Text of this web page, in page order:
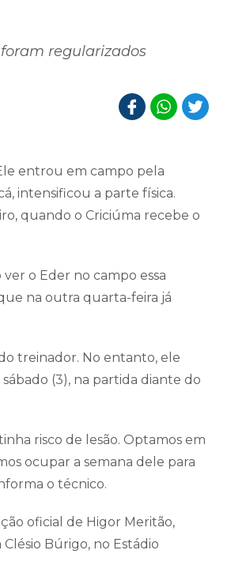
regularizados
entrou em campo pela
intensificou a parte física.
quando o Criciúma recebe o
o Eder no campo essa
na outra quarta-feira já
treinador. No entanto, ele
(3), na partida diante do
risco de lesão. Optamos em
ocupar a semana dele para
o técnico.
oficial de Higor Meritão,
Búrigo, no Estádio